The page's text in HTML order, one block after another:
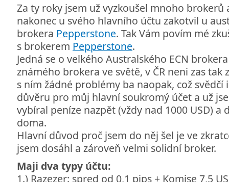
Za ty roky jsem už vyzkoušel mnoho brokerů
nakonec u svého hlavního účtu zakotvil u
brokera Pepperstone. Tak Vám povím mé
s brokerem Pepperstone.
Jedná se o velkého Australského ECN
známého brokera ve světě, v ČR neni zas tak
s ním žádné problémy ba naopak, což svědčí
důvěru pro můj hlavní soukromý účet a už
vybíral peníze nazpět (vždy nad 1000 USD) a
doma.
Hlavní důvod proč jsem do něj šel je ve
jsem dosáhl a zároveň velmi solidní broker.
Maji dva typy účtu:
1.) Razezer: spred od 0,1 pips + Komise 7,5